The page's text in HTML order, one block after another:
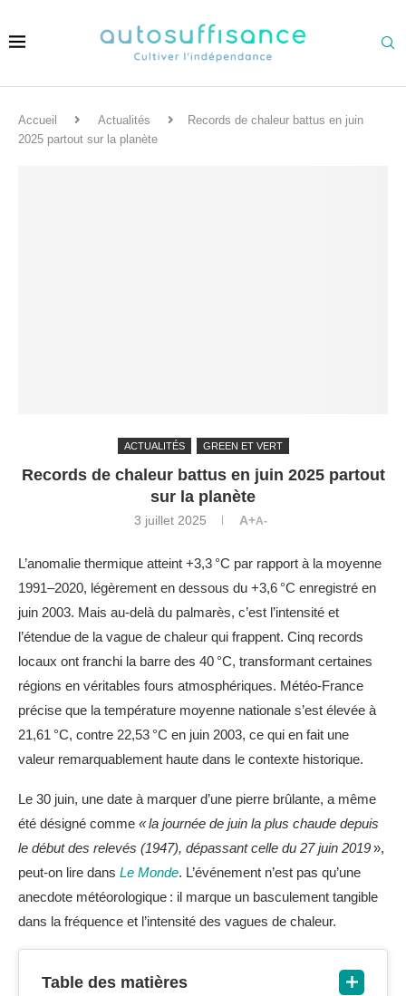
Accueil Actualités
Records de chaleur battus en juin
2025 partout sur la planète
ACTUALITÉS GREEN ET VERT
Records de chaleur battus en juin 2025 partout
sur la planète
3 juillet 2025 A+A-
L’anomalie thermique atteint +3,3 °C par rapport à la moyenne
1991–2020, légèrement en dessous du +3,6 °C enregistré en
juin 2003. Mais au-delà du palmarès, c’est l’intensité et
l’étendue de la vague de chaleur qui frappent. Cinq records
locaux ont franchi la barre des 40 °C, transformant certaines
régions en véritables fours atmosphériques. Météo-France
précise que la température moyenne nationale s’est élevée à
21,61 °C, contre 22,53 °C en juin 2003, ce qui en fait une
valeur remarquablement haute dans le contexte historique.
Le 30 juin, une date à marquer d’une pierre brûlante, a même
été désigné comme « la journée de juin la plus chaude depuis
le début des relevés (1947), dépassant celle du 27 juin 2019»,
peut-on lire dans Le Monde. L’événement n’est pas qu’une
anecdote météorologique : il marque un basculement tangible
dans la fréquence et l’intensité des vagues de chaleur.
Table des matières